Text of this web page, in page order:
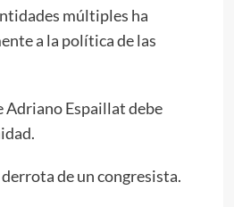
múltiples ha
a la política de las
Adriano Espaillat debe
de un congresista.